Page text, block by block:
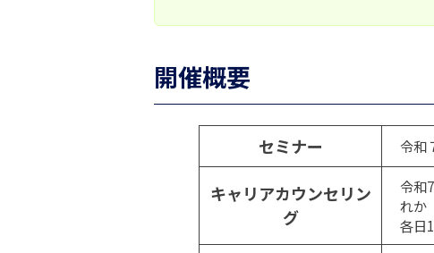
開催概要
セミナー 令和
キャリアカウンセリン
グ
令和
れか
各日